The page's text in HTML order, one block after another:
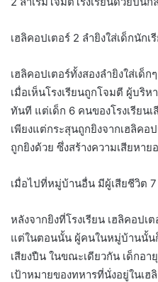
เฮลิคอปเตอร์ 2 ลำยิงใส่เด็กนักเ
เฮลิคอปเตอร์ทั้งสองลำยิงใส่เด็
เมื่อเห็นโรงเรียนถูกโจมตี ผู้บริ
ทันที แต่เด็ก 6 คนของโรงเรียน
เพียงแต่กระสุนถูกยิงจากเฮลิคอ
ถูกยิงด้วย ซึ่งสร้างความเสียหา
เมื่อไปที่หมู่บ้านอื่น มีผู้เสียชีวิต
หลังจากยิงที่โรงเรียน เฮลิคอป
แต่ในตอนนั้น ผู้คนในหมู่บ้านนั้น
เสียงปืน ในขณะเดียวกัน เด็กอ
เป้าหมายของทหารที่นั่งอยู่ในเฮ